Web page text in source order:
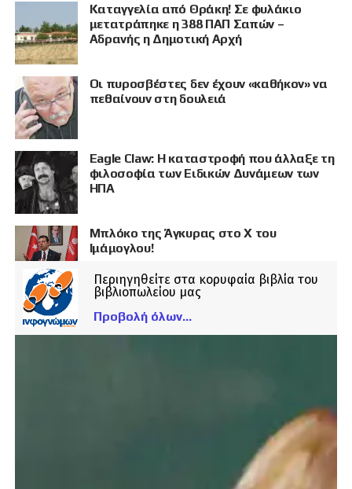
Καταγγελία από Θράκη! Σε φυλάκιο
μετατράπηκε η 388 ΠΑΠ Σαπών –
Αδρανής η Δημοτική Αρχή
Οι πυροσβέστες δεν έχουν «καθήκον» να
πεθαίνουν στη δουλειά
Eagle Claw: Η καταστροφή που άλλαξε τη
φιλοσοφία των Ειδικών Δυνάμεων των
ΗΠΑ
Μπλόκο της Άγκυρας στο X του
Ιμάμογλου!
Περιηγηθείτε στα κορυφαία βιβλία του
βιβλιοπωλείου μας
Προβολή όλων